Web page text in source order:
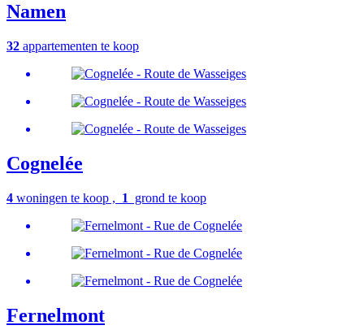
Namen
32 appartementen te koop
Cognelée
4 woningen te koop , 1 grond te koop
Fernelmont